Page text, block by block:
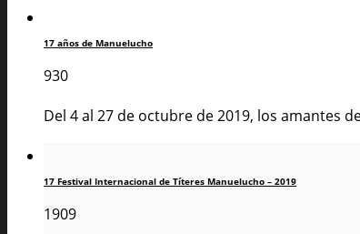
17 años de Manuelucho
930
Del 4 al 27 de octubre de 2019, los amantes
17 Festival Internacional de Títeres Manuelucho – 2019
1909